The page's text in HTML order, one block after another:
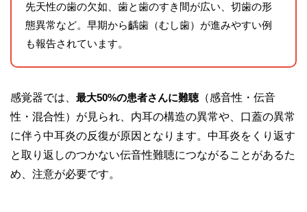
先天性の歯の欠如、歯と歯のすき間が広い、切歯の形
態異常など。早期から齲歯（むし歯）が進みやすい例
も報告されています。
感覚器では、 最大50%の患者さんに難聴（感音性・伝音
性・混合性）が見られ、内耳の構造の異常や、口蓋の異常
に伴う中耳炎の反復が原因となります。中耳炎をくり返す
と取り返しのつかない伝音性難聴につながることがあるた
め、注意が必要です。